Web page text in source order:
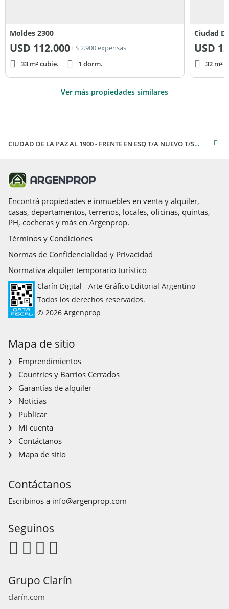
Moldes 2300
USD 112.000+ $ 2.900 expensas
33 m² cubie.
1 dorm.
Ciudad
USD
32 m²
Ver más propiedades similares
CIUDAD DE LA PAZ AL 1900 - FRENTE EN ESQ T/A NUEVO T/SOL ESPECTACULAR LIVING
Encontrá propiedades e inmuebles en venta y alquiler,
casas, departamentos, terrenos, locales, oficinas, quintas,
PH, cocheras y más en Argenprop.
Términos y Condiciones
Normas de Confidencialidad y Privacidad
Normativa alquiler temporario turístico
Clarín Digital - Arte Gráfico Editorial Argentino
Todos los derechos reservados.
© 2026 Argenprop
Mapa de sitio
Emprendimientos
Countries y Barrios Cerrados
Garantías de alquiler
Noticias
Publicar
Mi cuenta
Contáctanos
Mapa de sitio
Contáctanos
Escribinos a info@argenprop.com
Seguinos
Grupo Clarín
clarín.com